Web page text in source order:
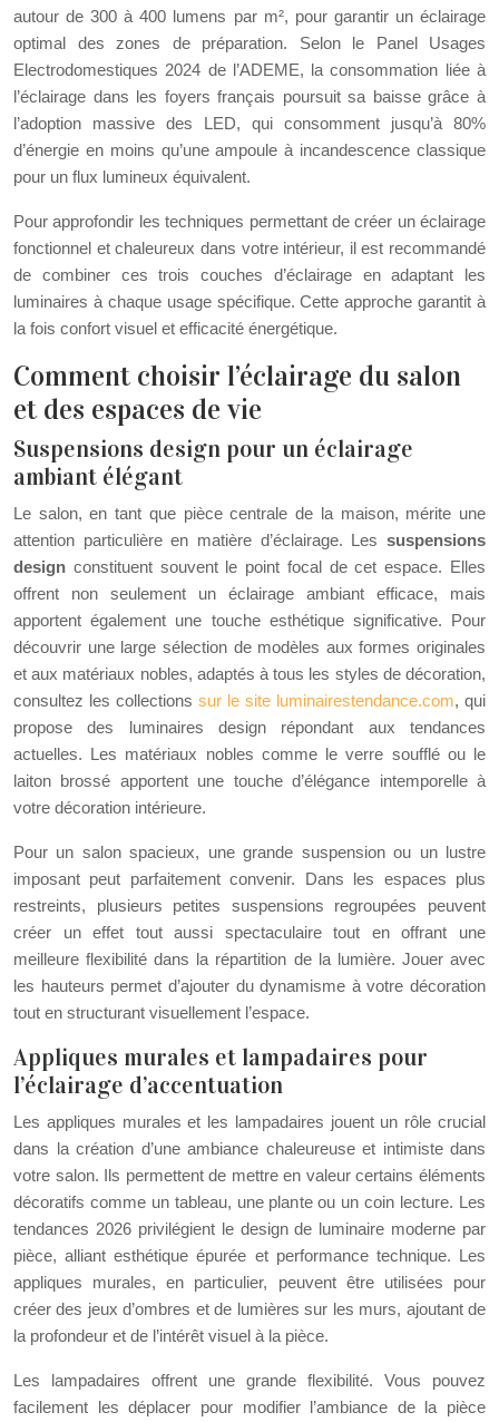
autour de 300 à 400 lumens par m², pour garantir un éclairage
optimal des zones de préparation. Selon le Panel Usages
Electrodomestiques 2024 de l’ADEME, la consommation liée à
l’éclairage dans les foyers français poursuit sa baisse grâce à
l’adoption massive des LED, qui consomment jusqu’à 80%
d’énergie en moins qu’une ampoule à incandescence classique
pour un flux lumineux équivalent.
Pour approfondir les techniques permettant de créer un éclairage
fonctionnel et chaleureux dans votre intérieur, il est recommandé
de combiner ces trois couches d’éclairage en adaptant les
luminaires à chaque usage spécifique. Cette approche garantit à
la fois confort visuel et efficacité énergétique.
Comment choisir l’éclairage du salon
et des espaces de vie
Suspensions design pour un éclairage
ambiant élégant
Le salon, en tant que pièce centrale de la maison, mérite une
attention particulière en matière d’éclairage. Les suspensions
design constituent souvent le point focal de cet espace. Elles
offrent non seulement un éclairage ambiant efficace, mais
apportent également une touche esthétique significative. Pour
découvrir une large sélection de modèles aux formes originales
et aux matériaux nobles, adaptés à tous les styles de décoration,
consultez les collections sur le site luminairestendance.com, qui
propose des luminaires design répondant aux tendances
actuelles. Les matériaux nobles comme le verre soufflé ou le
laiton brossé apportent une touche d’élégance intemporelle à
votre décoration intérieure.
Pour un salon spacieux, une grande suspension ou un lustre
imposant peut parfaitement convenir. Dans les espaces plus
restreints, plusieurs petites suspensions regroupées peuvent
créer un effet tout aussi spectaculaire tout en offrant une
meilleure flexibilité dans la répartition de la lumière. Jouer avec
les hauteurs permet d’ajouter du dynamisme à votre décoration
tout en structurant visuellement l’espace.
Appliques murales et lampadaires pour
l’éclairage d’accentuation
Les appliques murales et les lampadaires jouent un rôle crucial
dans la création d’une ambiance chaleureuse et intimiste dans
votre salon. Ils permettent de mettre en valeur certains éléments
décoratifs comme un tableau, une plante ou un coin lecture. Les
tendances 2026 privilégient le design de luminaire moderne par
pièce, alliant esthétique épurée et performance technique. Les
appliques murales, en particulier, peuvent être utilisées pour
créer des jeux d’ombres et de lumières sur les murs, ajoutant de
la profondeur et de l’intérêt visuel à la pièce.
Les lampadaires offrent une grande flexibilité. Vous pouvez
facilement les déplacer pour modifier l’ambiance de la pièce